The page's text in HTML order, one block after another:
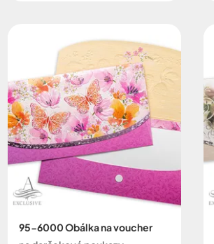
95-6000 Obálka na voucher